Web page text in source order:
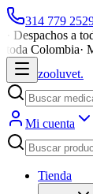
314 779
Despachos a
toda Colombia·
zooluvet.
Mi cuenta
Tienda